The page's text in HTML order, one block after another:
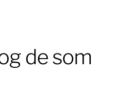
de som